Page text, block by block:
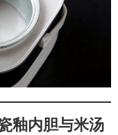
釉内胆与米汤